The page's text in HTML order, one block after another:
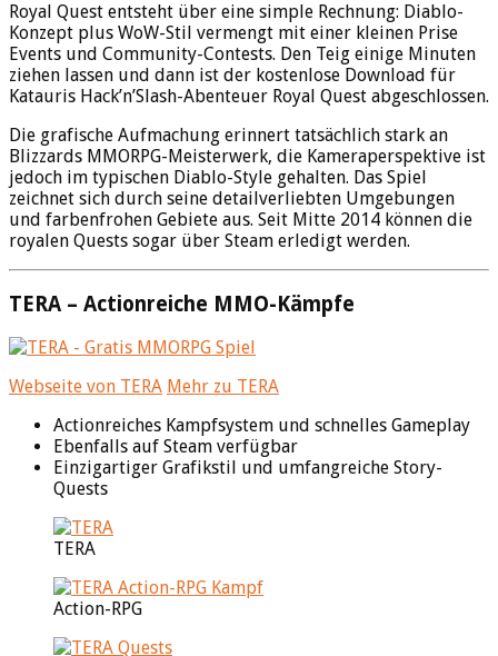
Royal Quest entsteht über eine simple Rechnung: Diablo-
Konzept plus WoW-Stil vermengt mit einer kleinen Prise
Events und Community-Contests. Den Teig einige Minuten
ziehen lassen und dann ist der kostenlose Download für
Katauris Hack’n’Slash-Abenteuer Royal Quest abgeschlossen.
Die grafische Aufmachung erinnert tatsächlich stark an
Blizzards MMORPG-Meisterwerk, die Kameraperspektive ist
jedoch im typischen Diablo-Style gehalten. Das Spiel
zeichnet sich durch seine detailverliebten Umgebungen
und farbenfrohen Gebiete aus. Seit Mitte 2014 können die
royalen Quests sogar über Steam erledigt werden.
TERA – Actionreiche MMO-Kämpfe
Webseite von TERA Mehr zu TERA
Actionreiches Kampfsystem und schnelles Gameplay
Ebenfalls auf Steam verfügbar
Einzigartiger Grafikstil und umfangreiche Story-
Quests
TERA
Action-RPG